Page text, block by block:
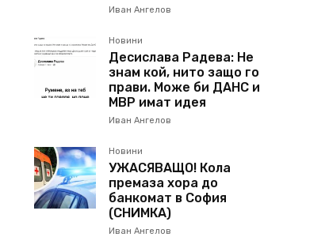
Иван Ангелов
Новини
Десислава Радева: Не
знам кой, нито защо го
прави. Може би ДАНС и
МВР имат идея
Иван Ангелов
Новини
УЖАСЯВАЩО! Кола
премаза хора до
банкомат в София
(СНИМКА)
Иван Ангелов